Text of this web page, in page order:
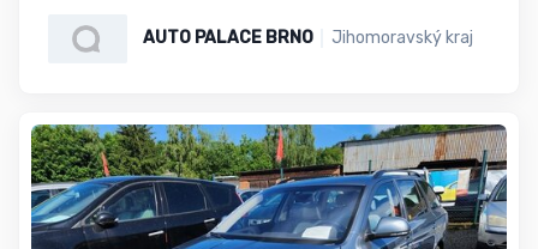
AUTO PALACE BRNO Jihomoravský kraj